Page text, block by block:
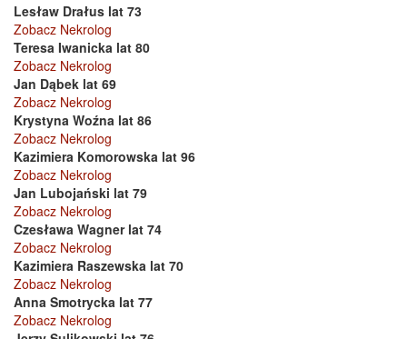
Lesław Drałus lat 73
Zobacz Nekrolog
Teresa Iwanicka lat 80
Zobacz Nekrolog
Jan Dąbek lat 69
Zobacz Nekrolog
Krystyna Woźna lat 86
Zobacz Nekrolog
Kazimiera Komorowska lat 96
Zobacz Nekrolog
Jan Lubojański lat 79
Zobacz Nekrolog
Czesława Wagner lat 74
Zobacz Nekrolog
Kazimiera Raszewska lat 70
Zobacz Nekrolog
Anna Smotrycka lat 77
Zobacz Nekrolog